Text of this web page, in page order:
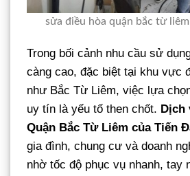
sửa điều hòa quận bắc từ
Trong bối cảnh nhu cầu sử
càng cao, đặc biệt tại khu vực
như Bắc Từ Liêm, việc lựa
uy tín là yếu tố then chốt. Dịch
Quận Bắc Từ Liêm của Tiến
gia đình, chung cư và doanh
nhờ tốc độ phục vụ nhanh, tay